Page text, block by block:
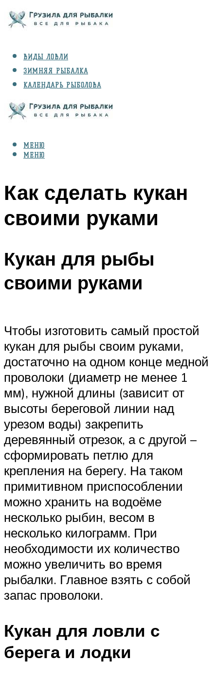
ВИДЫ ЛОВЛИ
ЗИМНЯЯ РЫБАЛКА
КАЛЕНДАРЬ РЫБОЛОВА
СНАРЯЖЕНИЕ
МЕНЮ
МЕНЮ
Как сделать кукан
своими руками
Кукан для рыбы
своими руками
Чтобы изготовить самый простой
кукан для рыбы своим руками,
достаточно на одном конце медной
проволоки (диаметр не менее 1
мм), нужной длины (зависит от
высоты береговой линии над
урезом воды) закрепить
деревянный отрезок, а с другой –
сформировать петлю для
крепления на берегу. На таком
примитивном приспособлении
можно хранить на водоёме
несколько рыбин, весом в
несколько килограмм. При
необходимости их количество
можно увеличить во время
рыбалки. Главное взять с собой
запас проволоки.
Кукан для ловли с
берега и лодки